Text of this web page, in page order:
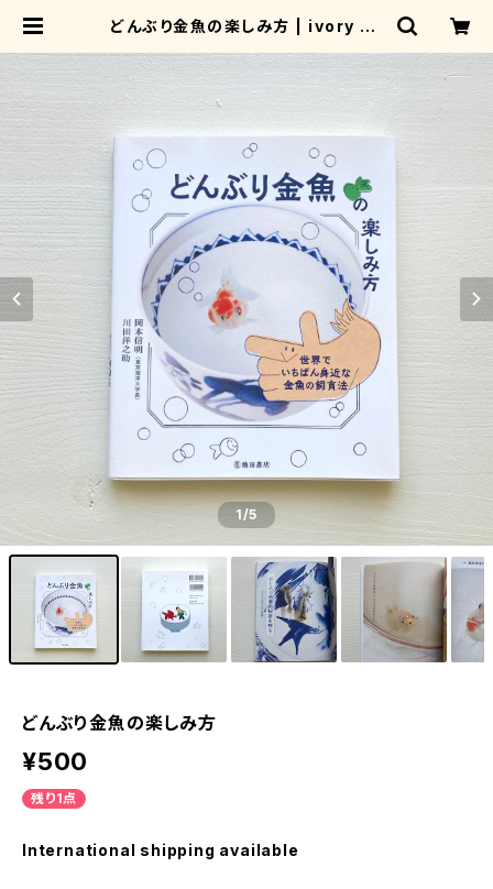
どんぶり金魚の楽しみ方 | ivory bo
1/5
どんぶり金魚の楽しみ方
¥500
残り1点
International shipping available